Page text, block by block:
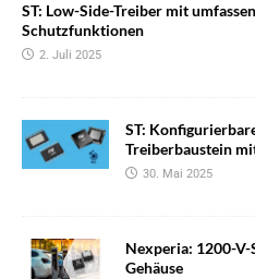
ST: Low-Side-Treiber mit
Schutzfunktionen
2. Juli 2025
ST:
Treiberbaustein
30. Mai 2025
Nexperia: 1200-V-
Gehäuse